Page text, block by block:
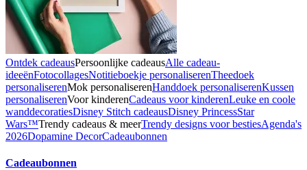
Ontdek cadeausPersoonlijke cadeausAlle cadeau-
ideeënFotocollagesNotitieboekje personaliserenTheedoek
personaliserenMok personaliserenHanddoek personaliserenKussen
personaliserenVoor kinderenCadeaus voor kinderenLeuke en coole
wanddecoratiesDisney Stitch cadeausDisney PrincessStar
Wars™Trendy cadeaus & meerTrendy designs voor bestiesAgenda's
2026Dopamine DecorCadeaubonnen
Cadeaubonnen